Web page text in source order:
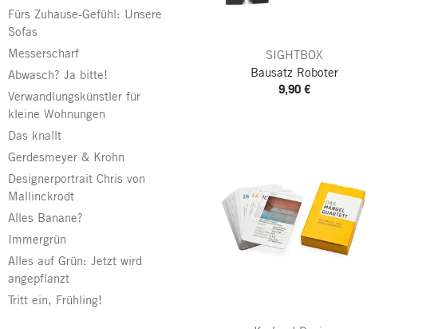
Fürs Zuhause-Gefühl: Unsere
Sofas
Messerscharf
Abwasch? Ja bitte!
Verwandlungskünstler für
kleine Wohnungen
Das knallt
Gerdesmeyer & Krohn
Designerportrait Chris von
Mallinckrodt
Alles Banane?
Immergrün
Alles auf Grün: Jetzt wird
angepflanzt
Tritt ein, Frühling!
SIGHTBOX
Bausatz Roboter
9,90 €